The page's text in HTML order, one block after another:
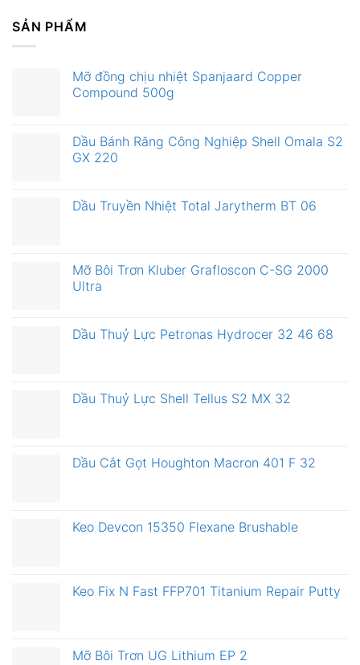
SẢN PHẨM
Mỡ đồng chịu nhiệt Spanjaard Copper
Compound 500g
Dầu Bánh Răng Công Nghiệp Shell Omala S2
GX 220
Dầu Truyền Nhiệt Total Jarytherm BT 06
Mỡ Bôi Trơn Kluber Grafloscon C-SG 2000
Ultra
Dầu Thuỷ Lực Petronas Hydrocer 32 46 68
Dầu Thuỷ Lực Shell Tellus S2 MX 32
Dầu Cắt Gọt Houghton Macron 401 F 32
Keo Devcon 15350 Flexane Brushable
Keo Fix N Fast FFP701 Titanium Repair Putty
Mỡ Bôi Trơn UG Lithium EP 2